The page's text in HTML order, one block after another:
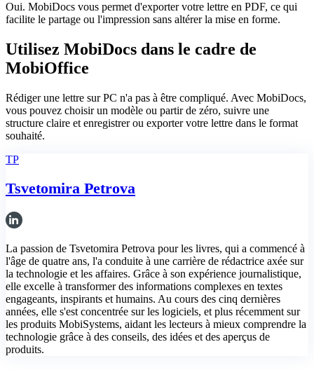
Oui. MobiDocs vous permet d'exporter votre lettre en PDF, ce qui
facilite le partage ou l'impression sans altérer la mise en forme.
Utilisez MobiDocs dans le cadre de
MobiOffice
Rédiger une lettre sur PC n'a pas à être compliqué. Avec MobiDocs,
vous pouvez choisir un modèle ou partir de zéro, suivre une
structure claire et enregistrer ou exporter votre lettre dans le format
souhaité.
TP
Tsvetomira Petrova
La passion de Tsvetomira Petrova pour les livres, qui a commencé à
l'âge de quatre ans, l'a conduite à une carrière de rédactrice axée sur
la technologie et les affaires. Grâce à son expérience journalistique,
elle excelle à transformer des informations complexes en textes
engageants, inspirants et humains. Au cours des cinq dernières
années, elle s'est concentrée sur les logiciels, et plus récemment sur
les produits MobiSystems, aidant les lecteurs à mieux comprendre la
technologie grâce à des conseils, des idées et des aperçus de
produits.